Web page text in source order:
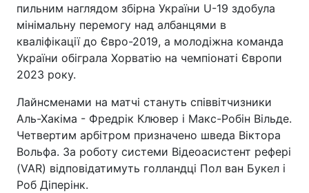
пильним наглядом збірна України U-19 здобула
мінімальну перемогу над албанцями в
кваліфікації до Євро-2019, а молодіжна команда
України обіграла Хорватію на чемпіонаті Європи
2023 року.
Лайнсменами на матчі стануть співвітчизники
Аль-Хакіма - Фредрік Клювер і Макс-Робін Вільде.
Четвертим арбітром призначено шведа Віктора
Вольфа. За роботу системи Відеоасистент рефері
(VAR) відповідатимуть голландці Пол ван Букел і
Роб Діперінк.